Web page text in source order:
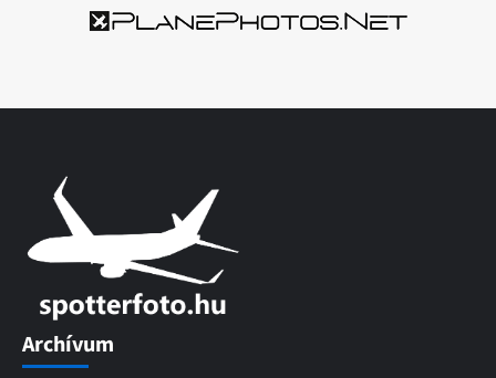
Archívum